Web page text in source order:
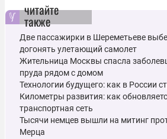
читайте
также
Две пассажирки в Шереметьеве
догонять улетающий самолет
Жительница Москвы спасла
пруда рядом с домом
Технологии будущего: как в России
Километры развития: как
транспортная сеть
Тысячи немцев вышли на митинг
Мерца